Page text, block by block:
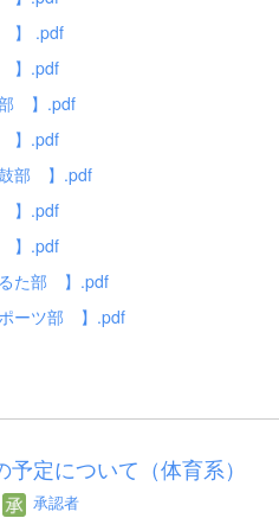
】 .pdf
】.pdf
】.pdf
】.pdf
部 】.pdf
】.pdf
】.pdf
た部 】.pdf
ーツ部 】.pdf
予定について（体育系）
承認者